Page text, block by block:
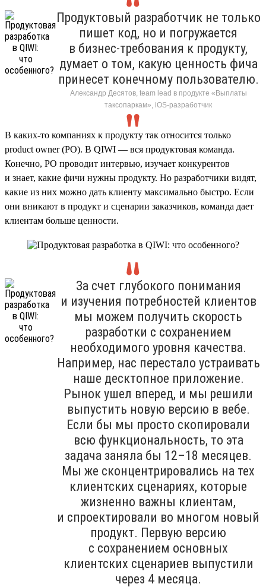
Продуктовый разработчик не только
пишет код, но и погружается
в бизнес-требования к продукту,
думает о том, какую ценность фича
принесет конечному пользователю.
Александр Десятов, team lead в продукте «Выплаты
таксопаркам», iOS-разработчик
В каких-то компаниях к продукту так относится только
product owner (PO). В QIWI — вся продуктовая команда.
Конечно, PO проводит интервью, изучает конкурентов
и знает, какие фичи нужны продукту. Но разработчики видят,
какие из них можно дать клиенту максимально быстро. Если
они вникают в продукт и сценарии заказчиков, команда дает
клиентам больше ценности.
За счет глубокого понимания
и изучения потребностей клиентов
мы можем получить скорость
разработки с сохранением
необходимого уровня качества.
Например, нас перестало устраивать
наше десктопное приложение.
Рынок ушел вперед, и мы решили
выпустить новую версию в вебе.
Если бы мы просто скопировали
всю функциональность, то эта
задача заняла бы 12–18 месяцев.
Мы же сконцентрировались на тех
клиентских сценариях, которые
жизненно важны клиентам,
и спроектировали во многом новый
продукт. Первую версию
с сохранением основных
клиентских сценариев выпустили
через 4 месяца.